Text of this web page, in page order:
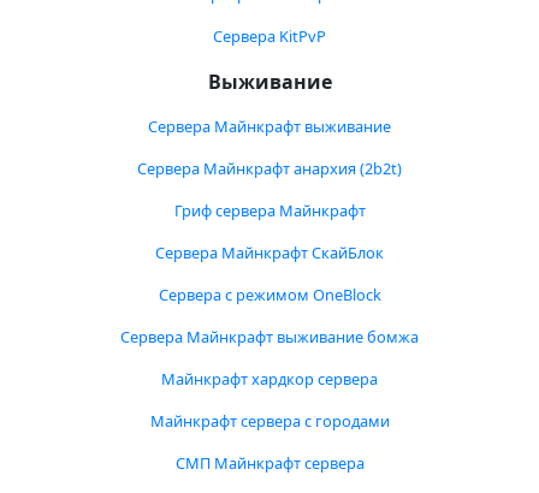
Сервера KitPvP
Выживание
Сервера Майнкрафт выживание
Сервера Майнкрафт анархия (2b2t)
Гриф сервера Майнкрафт
Сервера Майнкрафт СкайБлок
Сервера с режимом OneBlock
Сервера Майнкрафт выживание бомжа
Майнкрафт хардкор сервера
Майнкрафт сервера с городами
СМП Майнкрафт сервера